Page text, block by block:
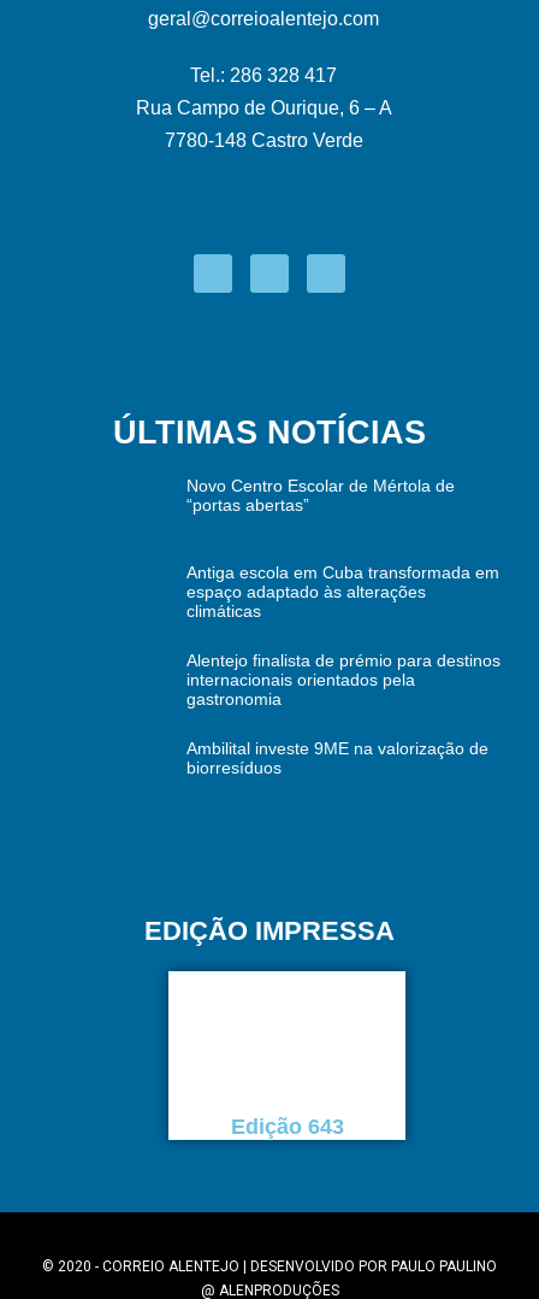
geral@correioalentejo.com
Tel.: 286 328 417
Rua Campo de Ourique, 6 – A
7780-148 Castro Verde
ÚLTIMAS NOTÍCIAS
Novo Centro Escolar de Mértola de
“portas abertas”
Antiga escola em Cuba transformada em
espaço adaptado às alterações
climáticas
Alentejo finalista de prémio para destinos
internacionais orientados pela
gastronomia
Ambilital investe 9ME na valorização de
biorresíduos
EDIÇÃO IMPRESSA
Edição 643
© 2020 - CORREIO ALENTEJO | DESENVOLVIDO POR PAULO PAULINO
@ ALENPRODUÇÕES